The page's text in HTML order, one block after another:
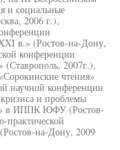
и социальные
2006 г.),
в.» (Ростов-на-Дону,
конференции
(Ставрополь, 2007г.),
чтения»
научной конференции
и проблемы
в ИППК ЮФУ (Ростов-
на-Дону, 2009